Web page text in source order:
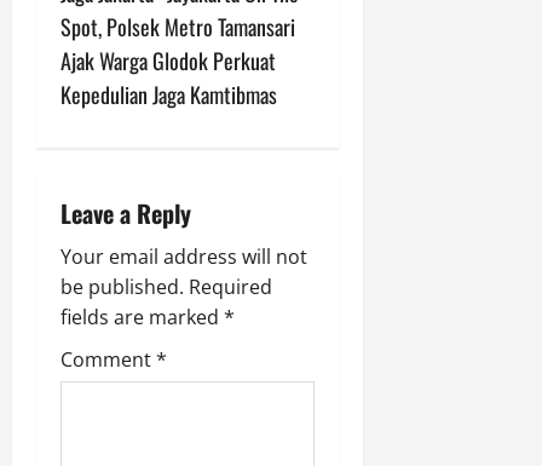
a
v
g
a
t
i
Spot, Polsek Metro Tamansari
Ajak Warga Glodok Perkuat
Kepedulian Jaga Kamtibmas
Leave a Reply
Your email address will not
be published. Required
fields are marked *
Comment*